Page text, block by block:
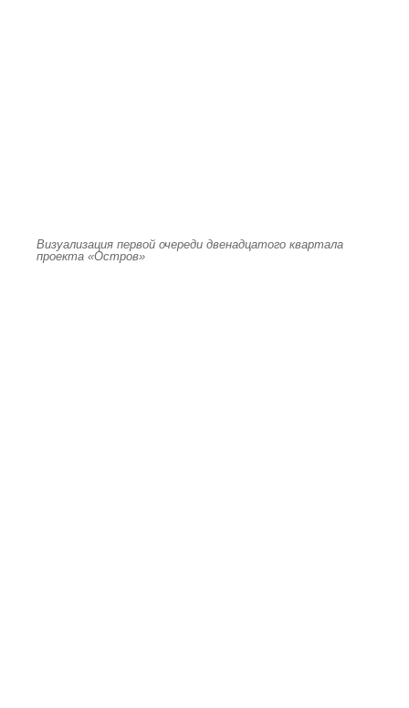
Визуализация первой очереди двенадцатого квартала
проекта «Остров»